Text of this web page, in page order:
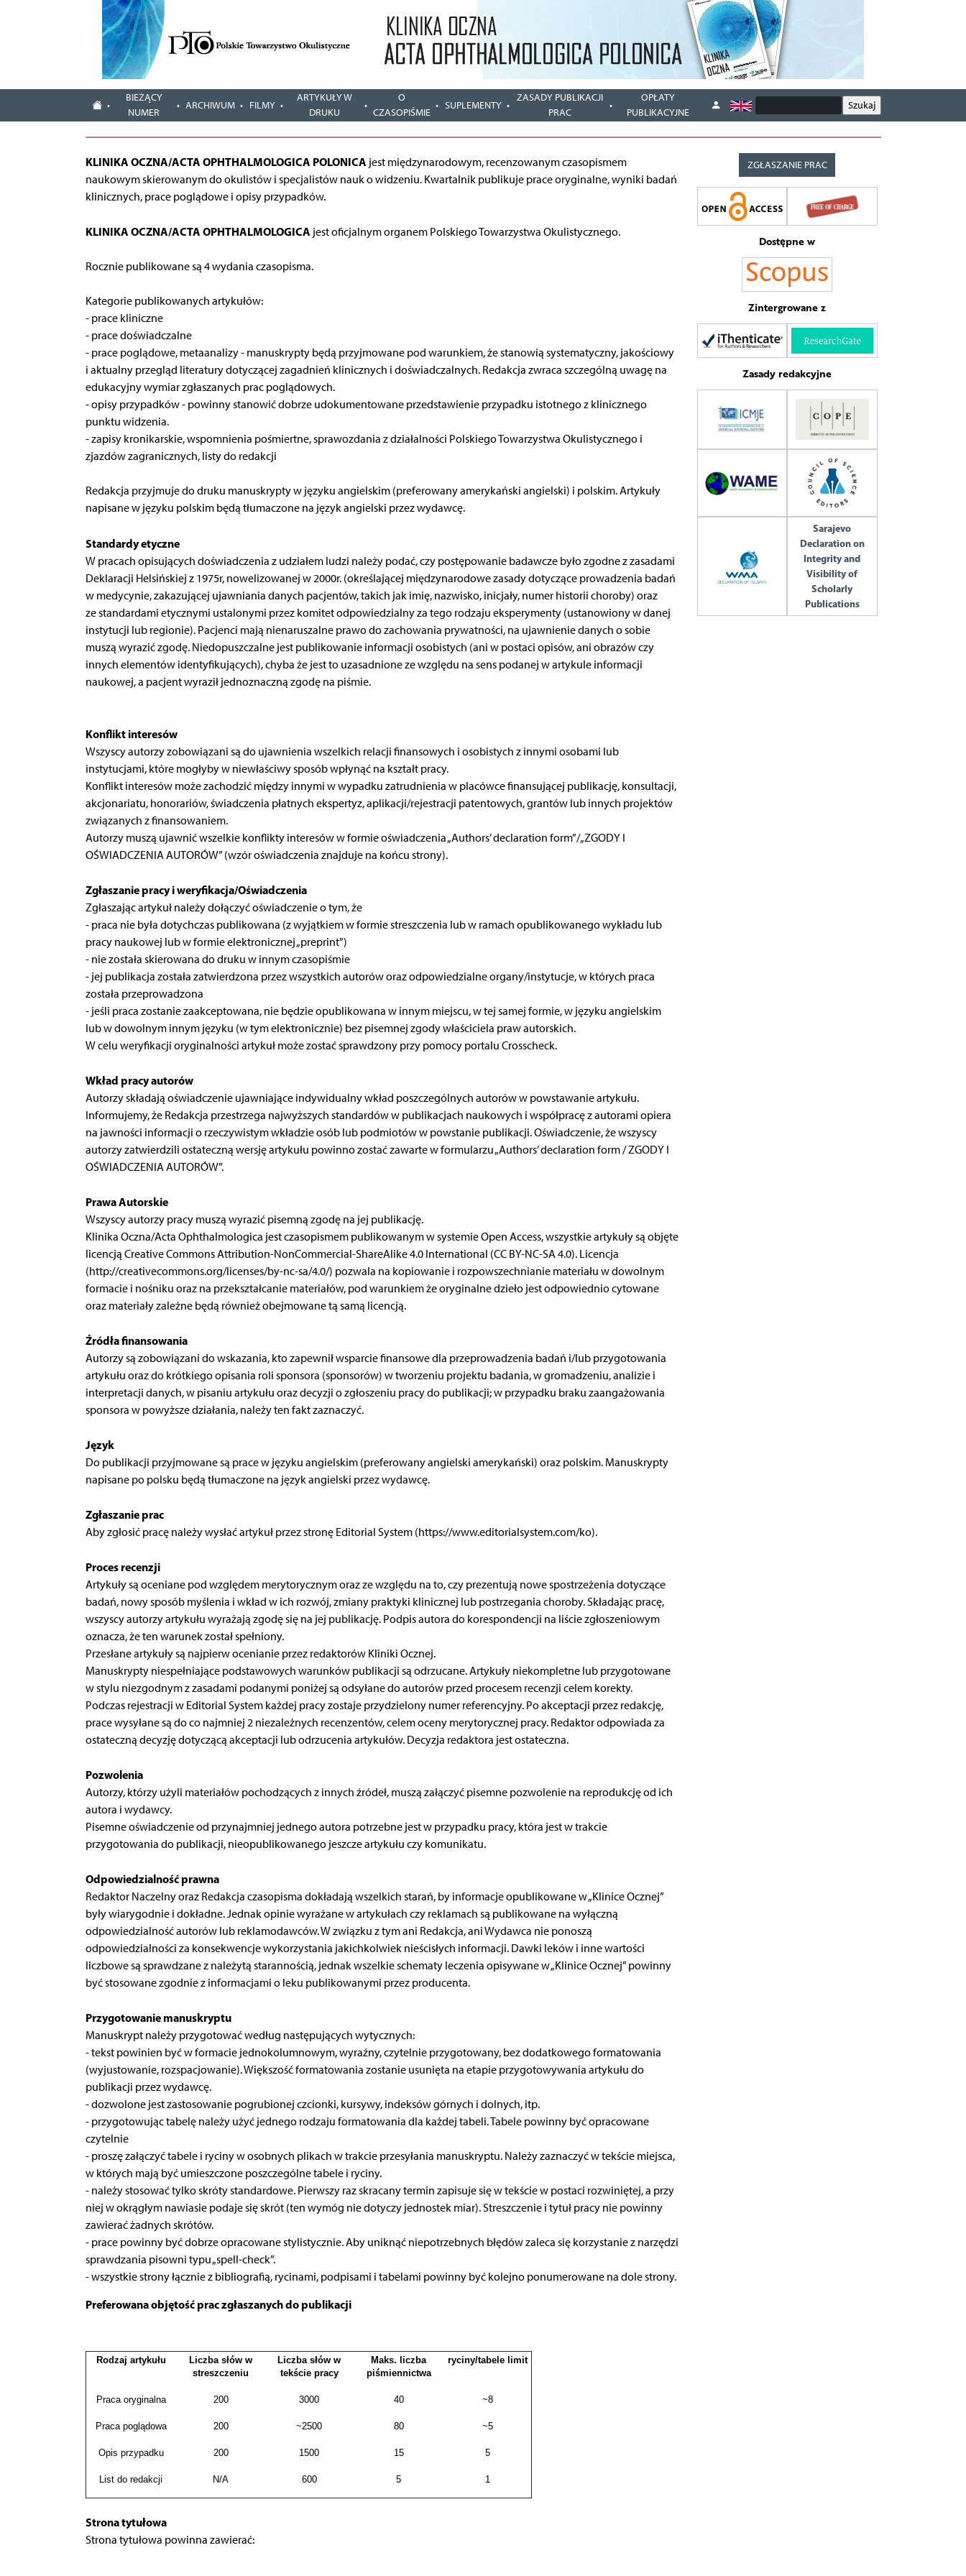
BIEŻĄCY
NUMER
ARCHIWUM FILMY
ARTYKUŁY W
DRUKU
O
CZASOPIŚMIE
SUPLEMENTY
ZASADY PUBLIKACJI
PRAC
OPŁATY
PUBLIKACYJNE
KLINIKA OCZNA/ACTA OPHTHALMOLOGICA POLONICA jest międzynarodowym, recenzowanym czasopismem
naukowym skierowanym do okulistów i specjalistów nauk o widzeniu. Kwartalnik publikuje prace oryginalne, wyniki badań
klinicznych, prace poglądowe i opisy przypadków.
KLINIKA OCZNA/ACTA OPHTHALMOLOGICA jest oficjalnym organem Polskiego Towarzystwa Okulistycznego.
Rocznie publikowane są 4 wydania czasopisma.
Kategorie publikowanych artykułów:
- prace kliniczne
- prace doświadczalne
- prace poglądowe, metaanalizy - manuskrypty będą przyjmowane pod warunkiem, że stanowią systematyczny, jakościowy
i aktualny przegląd literatury dotyczącej zagadnień klinicznych i doświadczalnych. Redakcja zwraca szczególną uwagę na
edukacyjny wymiar zgłaszanych prac poglądowych.
- opisy przypadków - powinny stanowić dobrze udokumentowane przedstawienie przypadku istotnego z klinicznego
punktu widzenia.
- zapisy kronikarskie, wspomnienia pośmiertne, sprawozdania z działalności Polskiego Towarzystwa Okulistycznego i
zjazdów zagranicznych, listy do redakcji
Redakcja przyjmuje do druku manuskrypty w języku angielskim (preferowany amerykański angielski) i polskim. Artykuły
napisane w języku polskim będą tłumaczone na język angielski przez wydawcę.
Standardy etyczne
W pracach opisujących doświadczenia z udziałem ludzi należy podać, czy postępowanie badawcze było zgodne z zasadami
Deklaracji Helsińskiej z 1975r, nowelizowanej w 2000r. (określającej międzynarodowe zasady dotyczące prowadzenia badań
w medycynie, zakazującej ujawniania danych pacjentów, takich jak imię, nazwisko, inicjały, numer historii choroby) oraz
ze standardami etycznymi ustalonymi przez komitet odpowiedzialny za tego rodzaju eksperymenty (ustanowiony w danej
instytucji lub regionie). Pacjenci mają nienaruszalne prawo do zachowania prywatności, na ujawnienie danych o sobie
muszą wyrazić zgodę. Niedopuszczalne jest publikowanie informacji osobistych (ani w postaci opisów, ani obrazów czy
innych elementów identyfikujących), chyba że jest to uzasadnione ze względu na sens podanej w artykule informacji
naukowej, a pacjent wyraził jednoznaczną zgodę na piśmie.
Konflikt interesów
Wszyscy autorzy zobowiązani są do ujawnienia wszelkich relacji finansowych i osobistych z innymi osobami lub
instytucjami, które mogłyby w niewłaściwy sposób wpłynąć na kształt pracy.
Konflikt interesów może zachodzić między innymi w wypadku zatrudnienia w placówce finansującej publikację, konsultacji,
akcjonariatu, honorariów, świadczenia płatnych ekspertyz, aplikacji/rejestracji patentowych, grantów lub innych projektów
związanych z finansowaniem.
Autorzy muszą ujawnić wszelkie konflikty interesów w formie oświadczenia „Authors’ declaration form”/„ZGODY I
OŚWIADCZENIA AUTORÓW” (wzór oświadczenia znajduje na końcu strony).
Zgłaszanie pracy i weryfikacja/Oświadczenia
Zgłaszając artykuł należy dołączyć oświadczenie o tym, że
- praca nie była dotychczas publikowana (z wyjątkiem w formie streszczenia lub w ramach opublikowanego wykładu lub
pracy naukowej lub w formie elektronicznej „preprint”)
- nie została skierowana do druku w innym czasopiśmie
- jej publikacja została zatwierdzona przez wszystkich autorów oraz odpowiedzialne organy/instytucje, w których praca
została przeprowadzona
- jeśli praca zostanie zaakceptowana, nie będzie opublikowana w innym miejscu, w tej samej formie, w języku angielskim
lub w dowolnym innym języku (w tym elektronicznie) bez pisemnej zgody właściciela praw autorskich.
W celu weryfikacji oryginalności artykuł może zostać sprawdzony przy pomocy portalu Crosscheck.
Wkład pracy autorów
Autorzy składają oświadczenie ujawniające indywidualny wkład poszczególnych autorów w powstawanie artykułu.
Informujemy, że Redakcja przestrzega najwyższych standardów w publikacjach naukowych i współpracę z autorami opiera
na jawności informacji o rzeczywistym wkładzie osób lub podmiotów w powstanie publikacji. Oświadczenie, że wszyscy
autorzy zatwierdzili ostateczną wersję artykułu powinno zostać zawarte w formularzu „Authors’ declaration form / ZGODY I
OŚWIADCZENIA AUTORÓW”.
Prawa Autorskie
Wszyscy autorzy pracy muszą wyrazić pisemną zgodę na jej publikację.
Klinika Oczna/Acta Ophthalmologica jest czasopismem publikowanym w systemie Open Access, wszystkie artykuły są objęte
licencją Creative Commons Attribution-NonCommercial-ShareAlike 4.0 International (CC BY-NC-SA 4.0). Licencja
(http://creativecommons.org/licenses/by-nc-sa/4.0/) pozwala na kopiowanie i rozpowszechnianie materiału w dowolnym
formacie i nośniku oraz na przekształcanie materiałów, pod warunkiem że oryginalne dzieło jest odpowiednio cytowane
oraz materiały zależne będą również obejmowane tą samą licencją.
Źródła finansowania
Autorzy są zobowiązani do wskazania, kto zapewnił wsparcie finansowe dla przeprowadzenia badań i/lub przygotowania
artykułu oraz do krótkiego opisania roli sponsora (sponsorów) w tworzeniu projektu badania, w gromadzeniu, analizie i
interpretacji danych, w pisaniu artykułu oraz decyzji o zgłoszeniu pracy do publikacji; w przypadku braku zaangażowania
sponsora w powyższe działania, należy ten fakt zaznaczyć.
Język
Do publikacji przyjmowane są prace w języku angielskim (preferowany angielski amerykański) oraz polskim. Manuskrypty
napisane po polsku będą tłumaczone na język angielski przez wydawcę.
Zgłaszanie prac
Aby zgłosić pracę należy wysłać artykuł przez stronę Editorial System (https://www.editorialsystem.com/ko).
Proces recenzji
Artykuły są oceniane pod względem merytorycznym oraz ze względu na to, czy prezentują nowe spostrzeżenia dotyczące
badań, nowy sposób myślenia i wkład w ich rozwój, zmiany praktyki klinicznej lub postrzegania choroby. Składając pracę,
wszyscy autorzy artykułu wyrażają zgodę się na jej publikację. Podpis autora do korespondencji na liście zgłoszeniowym
oznacza, że ten warunek został spełniony.
Przesłane artykuły są najpierw ocenianie przez redaktorów Kliniki Ocznej.
Manuskrypty niespełniające podstawowych warunków publikacji są odrzucane. Artykuły niekompletne lub przygotowane
w stylu niezgodnym z zasadami podanymi poniżej są odsyłane do autorów przed procesem recenzji celem korekty.
Podczas rejestracji w Editorial System każdej pracy zostaje przydzielony numer referencyjny. Po akceptacji przez redakcję,
prace wysyłane są do co najmniej 2 niezależnych recenzentów, celem oceny merytorycznej pracy. Redaktor odpowiada za
ostateczną decyzję dotyczącą akceptacji lub odrzucenia artykułów. Decyzja redaktora jest ostateczna.
Pozwolenia
Autorzy, którzy użyli materiałów pochodzących z innych źródeł, muszą załączyć pisemne pozwolenie na reprodukcję od ich
autora i wydawcy.
Pisemne oświadczenie od przynajmniej jednego autora potrzebne jest w przypadku pracy, która jest w trakcie
przygotowania do publikacji, nieopublikowanego jeszcze artykułu czy komunikatu.
Odpowiedzialność prawna
Redaktor Naczelny oraz Redakcja czasopisma dokładają wszelkich starań, by informacje opublikowane w „Klinice Ocznej”
były wiarygodnie i dokładne. Jednak opinie wyrażane w artykułach czy reklamach są publikowane na wyłączną
odpowiedzialność autorów lub reklamodawców. W związku z tym ani Redakcja, ani Wydawca nie ponoszą
odpowiedzialności za konsekwencje wykorzystania jakichkolwiek nieścisłych informacji. Dawki leków i inne wartości
liczbowe są sprawdzane z należytą starannością, jednak wszelkie schematy leczenia opisywane w „Klinice Ocznej” powinny
być stosowane zgodnie z informacjami o leku publikowanymi przez producenta.
Przygotowanie manuskryptu
Manuskrypt należy przygotować według następujących wytycznych:
- tekst powinien być w formacie jednokolumnowym, wyraźny, czytelnie przygotowany, bez dodatkowego formatowania
(wyjustowanie, rozspacjowanie). Większość formatowania zostanie usunięta na etapie przygotowywania artykułu do
publikacji przez wydawcę.
- dozwolone jest zastosowanie pogrubionej czcionki, kursywy, indeksów górnych i dolnych, itp.
- przygotowując tabelę należy użyć jednego rodzaju formatowania dla każdej tabeli. Tabele powinny być opracowane
czytelnie
- proszę załączyć tabele i ryciny w osobnych plikach w trakcie przesyłania manuskryptu. Należy zaznaczyć w tekście miejsca,
w których mają być umieszczone poszczególne tabele i ryciny.
- należy stosować tylko skróty standardowe. Pierwszy raz skracany termin zapisuje się w tekście w postaci rozwiniętej, a przy
niej w okrągłym nawiasie podaje się skrót (ten wymóg nie dotyczy jednostek miar). Streszczenie i tytuł pracy nie powinny
zawierać żadnych skrótów.
- prace powinny być dobrze opracowane stylistycznie. Aby uniknąć niepotrzebnych błędów zaleca się korzystanie z narzędzi
sprawdzania pisowni typu „spell-check”.
- wszystkie strony łącznie z bibliografią, rycinami, podpisami i tabelami powinny być kolejno ponumerowane na dole strony.
Preferowana objętość prac zgłaszanych do publikacji
Rodzaj artykułu
Liczba słów w
streszczeniu
Liczba słów w
tekście pracy
Maks. liczba
piśmiennictwa
ryciny/tabele limit
Praca oryginalna 200 3000 40 ~8
Praca poglądowa 200 ~2500 80 ~5
Opis przypadku 200 1500 15 5
List do redakcji N/A 600 5 1
Strona tytułowa
Strona tytułowa powinna zawierać:
ZGŁASZANIE PRAC
Dostępne w
Zintergrowane z
Zasady redakcyjne
Sarajevo
Declaration on
Integrity and
Visibility of
Scholarly
Publications